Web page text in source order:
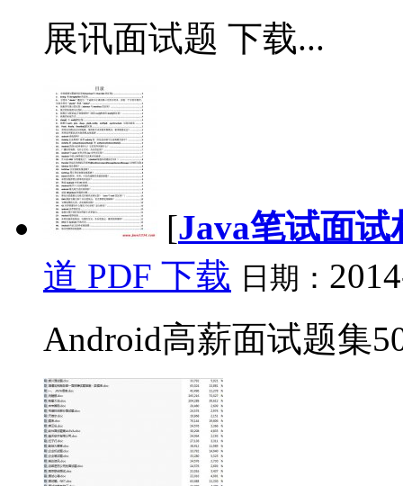
展讯面试题 下载...
[Java笔试面试
道 PDF 下载 日期：
Android高薪面试题集